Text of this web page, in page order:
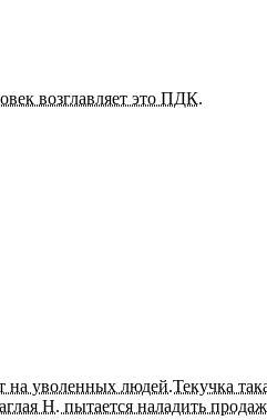
возглавляет это ПДК.
уволенных людей.Текучка
Н. пытается наладить